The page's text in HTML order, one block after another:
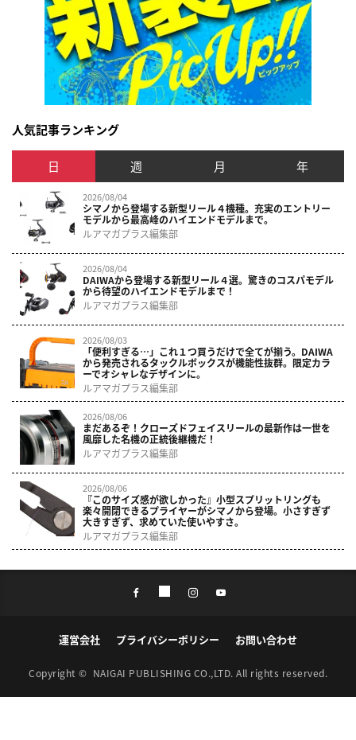
人気記事ランキング
日 週 月 年
2026/08/04
シマノから登場する新型リール４機種。充実のエントリー
モデルから最高峰のハイエンドモデルまで。
ルアマガプラス編集部
2026/08/04
DAIWAから登場する新型リール４選。驚きのコスパモデル
から待望のハイエンドモデルまで！
ルアマガプラス編集部
2026/08/03
「便利すぎる…」これ１つ買うだけで全てが揃う。DAIWA
から発売されるタックルボックスが機能性抜群。限定カラ
ーでオシャレなデザインに。
ルアマガプラス編集部
2026/08/06
まだあるぞ！クローズドフェイスリールの最新作は一世を
風靡した名機の正統後継機だ！
ルアマガプラス編集部
2026/08/06
『このサイズ感が欲しかった』小型スプリットリングも
楽々開閉できるプライヤーがシマノから登場。小さすぎず
大きすぎず、求めていた使いやすさ。
ルアマガプラス編集部
運営会社 プライバシーポリシー お問い合わせ
Copyright © NAIGAI PUBLISHING CO.,LTD. All rights reserved.